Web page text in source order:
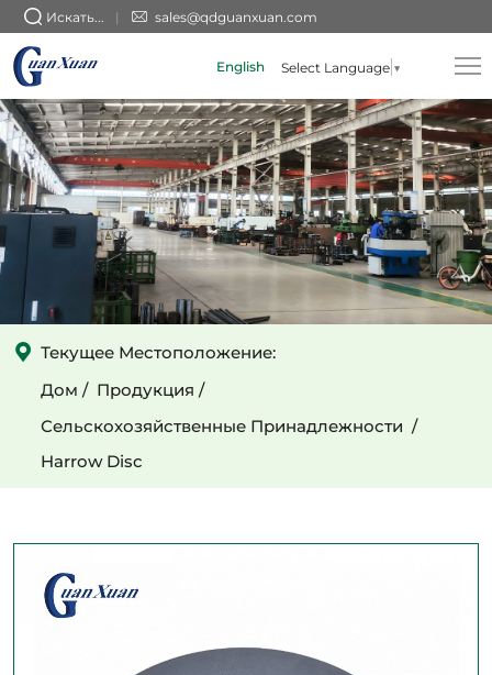
Искать... sales@qdguanxuan.com
English Select Language ▼
OEM
индивидуальные
запасные
части
для
сеялки
картофеля,
дисковое
лезвие
Текущее Местоположение:
Дом
Продукция
Сельскохозяйственные Принадлежности
Harrow Disc